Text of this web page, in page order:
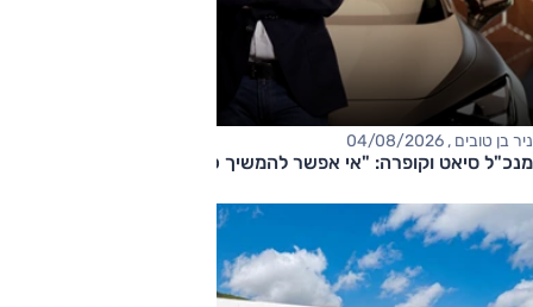
ניר בן טובים , 04/08/2026
מנכ"ל סיאט וקופרה: "אי אפשר להמשיך כך"